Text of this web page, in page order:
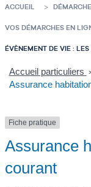
ACCUEIL
VOS DÉMARCHES EN
ÉVÈNEMENT DE VIE :
Accueil particuliers
Assurance
Fiche pratique
Assurance
courant